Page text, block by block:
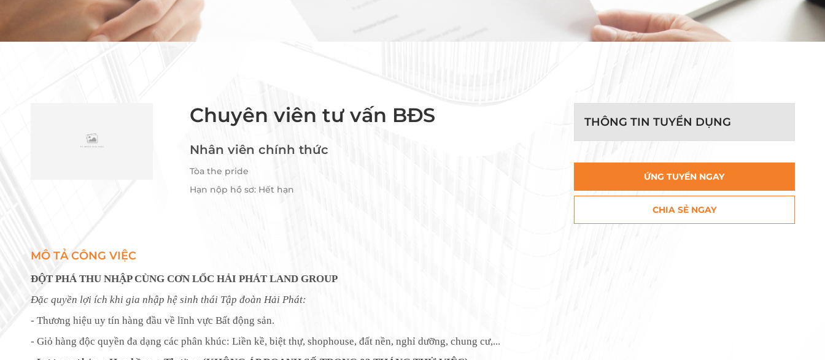
Chuyên viên tư vấn BĐS
Nhân viên chính thức
Tòa the pride
Hạn nộp hồ sơ: Hết hạn
MÔ TẢ CÔNG VIỆC
ĐỘT PHÁ THU NHẬP CÙNG CƠN LỐC HẢI PHÁT LANDGROUP
Đặc quyền lợi ích khi gia nhập hệ sinh thái Tập đoàn Hải Phát:
- Thương hiệu uy tín hàng đầu về lĩnh vực Bất động sản.
- Giỏ hàng độc quyền đa dạng các phân khúc: Liền kề, biệt thự, shophouse, đất nền, nghỉ dưỡng, chung cư,...
THÔNG TIN TUYỂN DỤNG
ỨNG TUYỂN NGAY
CHIA SẺ NGAY